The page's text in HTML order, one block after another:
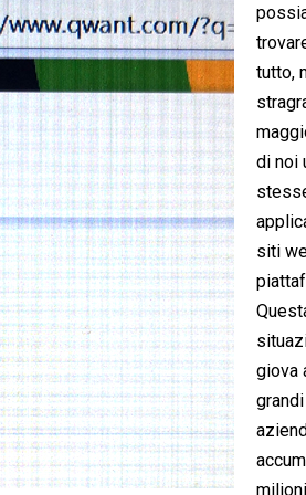
tutto,
di noi
siti
giova
grandi